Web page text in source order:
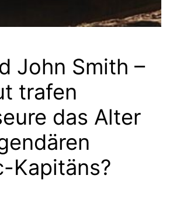
John Smith –
trafen
das Alter
Kapitäns?